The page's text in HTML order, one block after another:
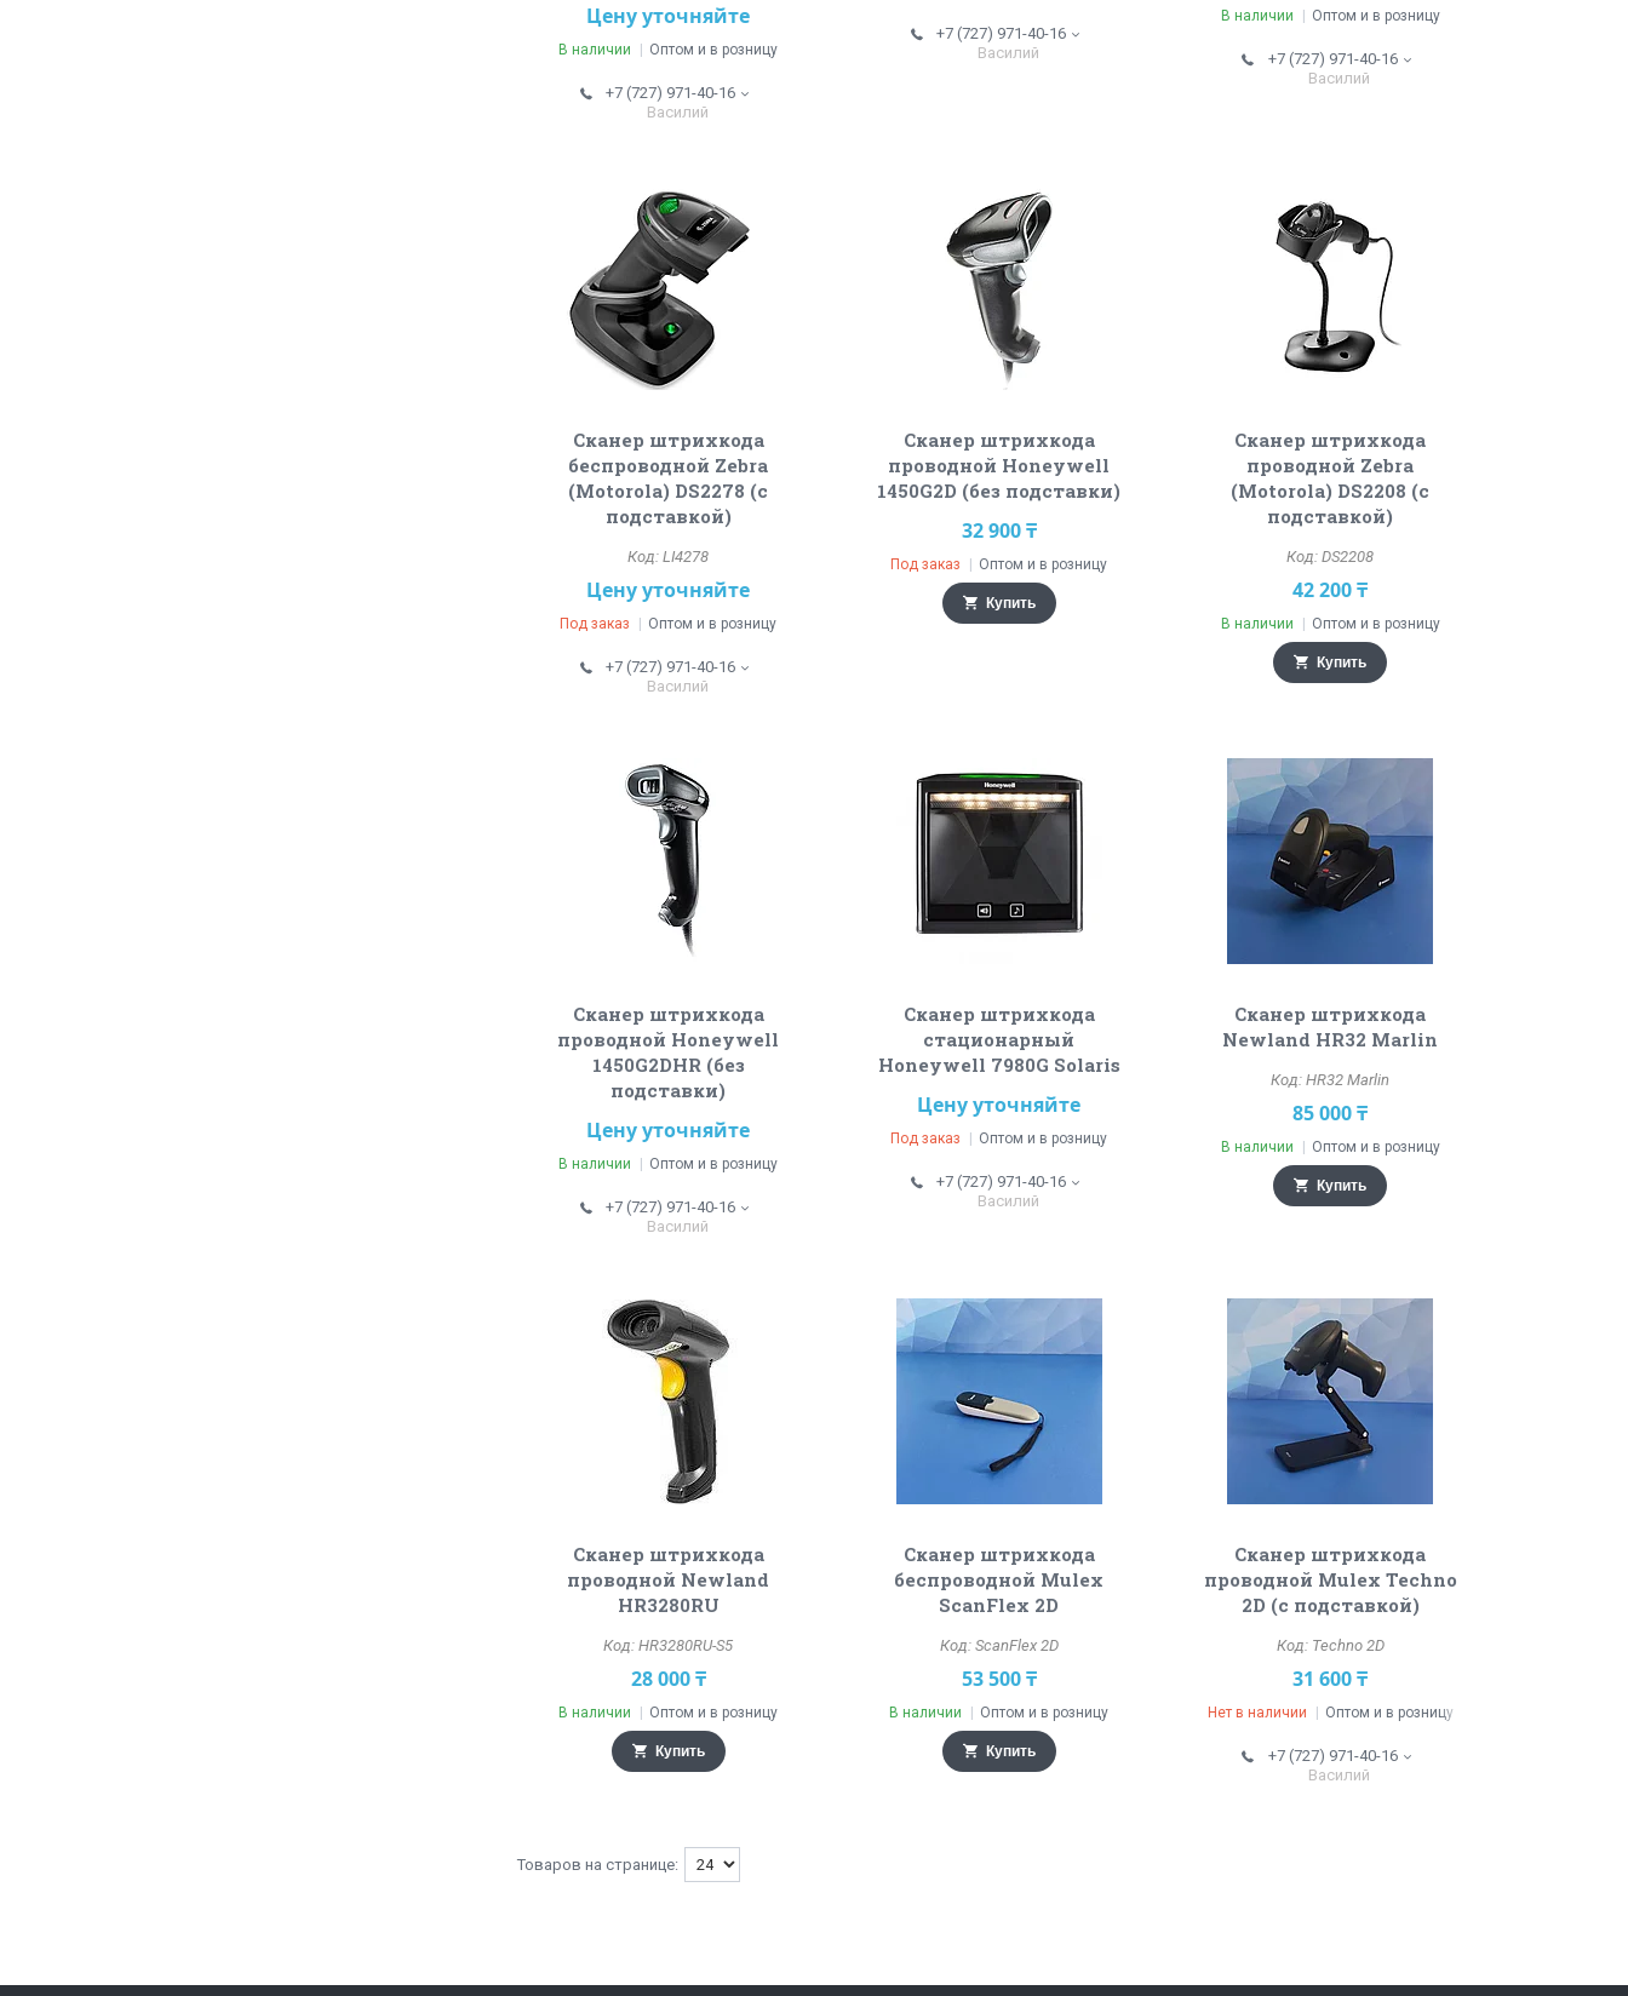
Цену уточняйте
В наличии Оптом и в розницу
+7 (727) 971-40-16
Василий
+7 (727) 971-40-16
Василий
В наличии Оптом и в розницу
+7 (727) 971-40-16
Василий
Сканер штрихкода
беспроводной Zebra
(Motorola) DS2278 (c
подставкой)
LI4278
Цену уточняйте
Под заказ Оптом и в розницу
+7 (727) 971-40-16
Василий
Сканер штрихкода
проводной Honeywell
1450G2D (без подставки)
32 900 ₸
Под заказ Оптом и в розницу
Купить
Сканер штрихкода
проводной Zebra
(Motorola) DS2208 (с
подставкой)
DS2208
42 200 ₸
В наличии Оптом и в розницу
Купить
Сканер штрихкода
проводной Honeywell
1450G2DHR (без
подставки)
Цену уточняйте
В наличии Оптом и в розницу
+7 (727) 971-40-16
Василий
Сканер штрихкода
стационарный
Honeywell 7980G Solaris
Цену уточняйте
Под заказ Оптом и в розницу
+7 (727) 971-40-16
Василий
Сканер штрихкода
Newland HR32 Marlin
HR32 Marlin
85 000 ₸
В наличии Оптом и в розницу
Купить
Сканер штрихкода
проводной Newland
HR3280RU
HR3280RU-S5
28 000 ₸
В наличии Оптом и в розницу
Купить
Сканер штрихкода
беспроводной Mulex
ScanFlex 2D
ScanFlex 2D
53 500 ₸
В наличии Оптом и в розницу
Купить
Сканер штрихкода
проводной Mulex Techno
2D (с подставкой)
Techno 2D
31 600 ₸
Нет в наличии Оптом и в розницу
+7 (727) 971-40-16
Василий